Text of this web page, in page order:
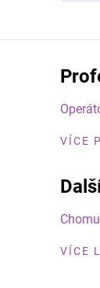
VÍCE
VÍCE